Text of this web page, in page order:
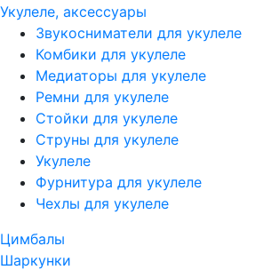
Укулеле, аксессуары
Звукосниматели для укулеле
Комбики для укулеле
Медиаторы для укулеле
Ремни для укулеле
Стойки для укулеле
Струны для укулеле
Укулеле
Фурнитура для укулеле
Чехлы для укулеле
Цимбалы
Шаркунки